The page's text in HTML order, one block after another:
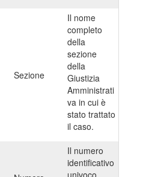
Sezione
Il nome
completo
della
sezione
della
Giustizia
Amministrati
va in cui è
stato trattato
il caso.
Il numero
identificativo
univoco